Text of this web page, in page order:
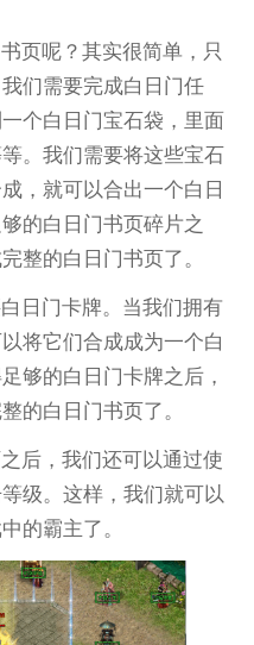
页呢？其实很简单，只
们需要完成白日门任
个白日门宝石袋，里面
。我们需要将这些宝石
，就可以合出一个白日
的白日门书页碎片之
整的白日门书页了。
日门卡牌。当我们拥有
将它们合成成为一个白
够的白日门卡牌之后，
的白日门书页了。
后，我们还可以通过使
级。这样，我们就可以
的霸主了。